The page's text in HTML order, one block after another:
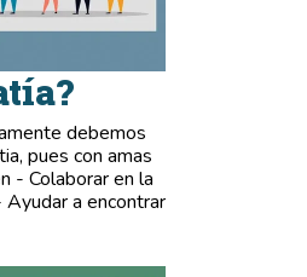
debemos
pues con amas
- Colaborar en la
a encontrar